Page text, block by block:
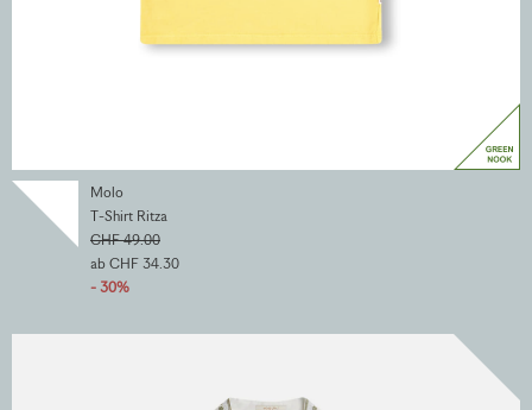
Molo
T-Shirt Ritza
CHF 49.00
ab CHF 34.30
- 30%